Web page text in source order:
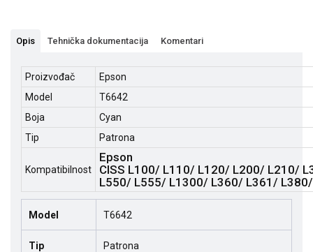
Opis Tehnička dokumentacija Komentari
Proizvođač
Epson
Model
T6642
Boja
Cyan
Tip
Patrona
Kompatibilnost
Epson
CISS L100/ L110/ L120/ L200/ L210/
L550/ L555/ L1300/ L360/ L361/
Model T6642
Tip Patrona